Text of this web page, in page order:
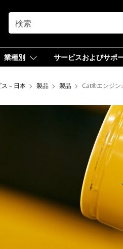
SEARCH
業種別 サービスおよびサポ
– 日本 製品 製品 Cat®エンジン